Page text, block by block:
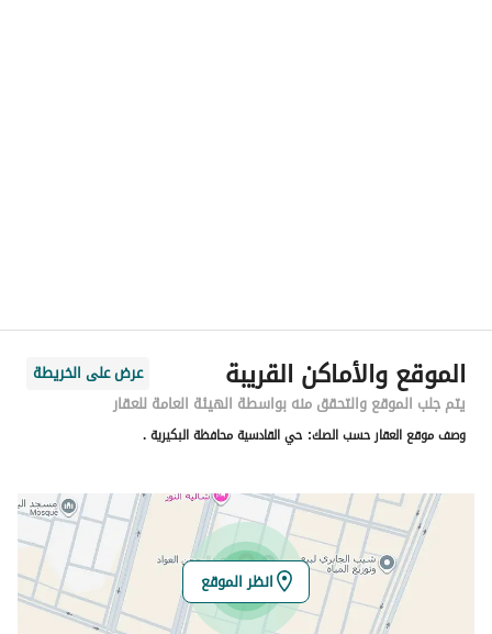
رقم المبنى
6662
الرقم الاضافي
3004
خط العرض
26.11691173291111
خط الطول
43.60607639572012
تفاصيل العقار
الموقع والأماكن القريبة
عرض على الخريطة
يتم جلب الموقع والتحقق منه بواسطة الهيئة العامة للعقار
وصف موقع العقار حسب الصك: حي القادسية محافظة البكيرية .
انظر الموقع